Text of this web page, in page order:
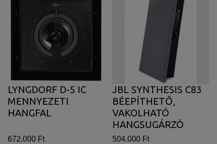
LYNGDORF D-5 IC
MENNYEZETI
HANGFAL
672.000 Ft
JBL SYNTHESIS C83
BÉEPÍTHETŐ,
VAKOLHATÓ
HANGSUGÁRZÓ
504.000 Ft